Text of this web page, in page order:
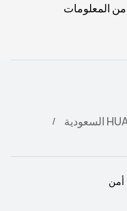
المعلومات